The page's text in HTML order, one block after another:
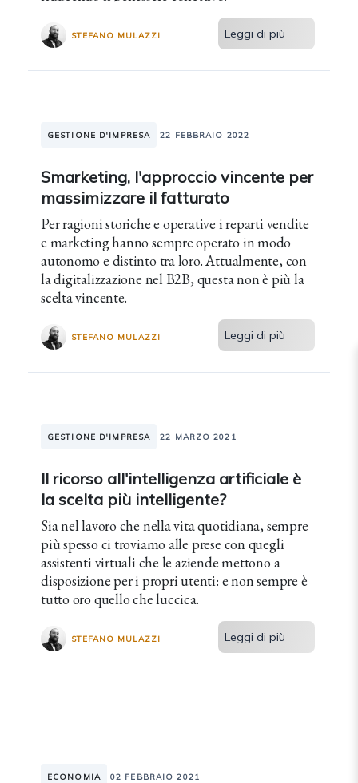
STEFANO MULAZZI Leggi di più
GESTIONE D'IMPRESA 22 FEBBRAIO 2022
Smarketing, l'approccio vincente per
massimizzare il fatturato
Per ragioni storiche e operative i reparti vendite
e marketing hanno sempre operato in modo
autonomo e distinto tra loro. Attualmente, con
la digitalizzazione nel B2B, questa non è più la
scelta vincente.
STEFANO MULAZZI Leggi di più
GESTIONE D'IMPRESA 22 MARZO 2021
Il ricorso all'intelligenza artificiale è
la scelta più intelligente?
Sia nel lavoro che nella vita quotidiana, sempre
più spesso ci troviamo alle prese con quegli
assistenti virtuali che le aziende mettono a
disposizione per i propri utenti: e non sempre è
tutto oro quello che luccica.
STEFANO MULAZZI Leggi di più
ECONOMIA 02 FEBBRAIO 2021